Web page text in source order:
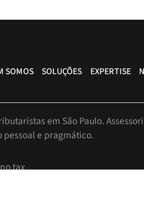
SOMOS SOLUÇÕES EXPERTISE
em São Paulo.
e pragmático.